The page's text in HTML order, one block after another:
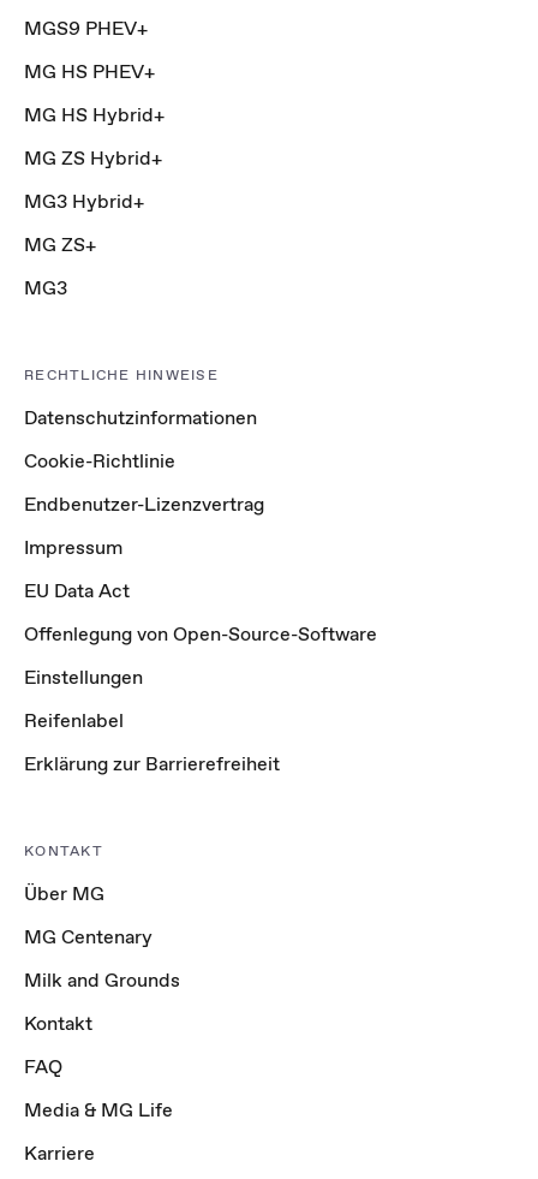
MGS9 PHEV+
MG HS PHEV+
MG HS Hybrid+
MG ZS Hybrid+
MG3 Hybrid+
MG ZS+
MG3
RECHTLICHE HINWEISE
Datenschutzinformationen
Cookie-Richtlinie
Endbenutzer-Lizenzvertrag
Impressum
EU Data Act
Offenlegung von Open-Source-Software
Einstellungen
Reifenlabel
Erklärung zur Barrierefreiheit
KONTAKT
Über MG
MG Centenary
Milk and Grounds
Kontakt
FAQ
Media & MG Life
Karriere